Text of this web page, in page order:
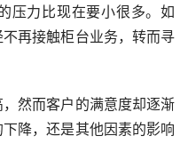
压力比现在要小很多。如
再接触柜台业务，转而寻
然而客户的满意度却逐渐
降，还是其他因素的影响